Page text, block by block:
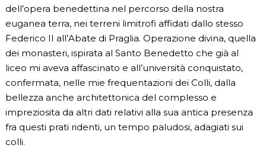
dell’opera benedettina nel percorso della nostra
euganea terra, nei terreni limitrofi affidati dallo stesso
Federico II all’Abate di Praglia. Operazione divina, quella
dei monasteri, ispirata al Santo Benedetto che già al
liceo mi aveva affascinato e all’università conquistato,
confermata, nelle mie frequentazioni dei Colli, dalla
bellezza anche architettonica del complesso e
impreziosita da altri dati relativi alla sua antica presenza
fra questi prati ridenti, un tempo paludosi, adagiati sui
colli.